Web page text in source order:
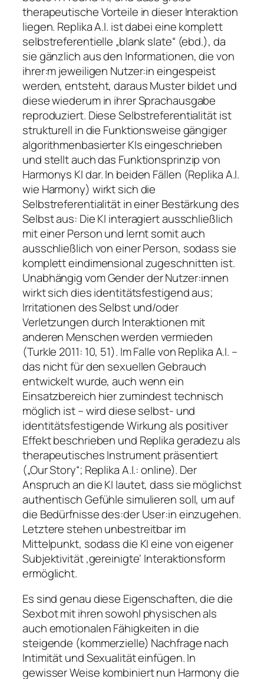
therapeutische Vorteile in dieser Interaktion
liegen. Replika A.I. ist dabei eine komplett
selbstreferentielle „blank slate“ (ebd.), da
sie gänzlich aus den Informationen, die von
ihrer:m jeweiligen Nutzer:in eingespeist
werden, entsteht, daraus Muster bildet und
diese wiederum in ihrer Sprachausgabe
reproduziert. Diese Selbstreferentialität ist
strukturell in die Funktionsweise gängiger
algorithmenbasierter KIs eingeschrieben
und stellt auch das Funktionsprinzip von
Harmonys KI dar. In beiden Fällen (Replika A.I.
wie Harmony) wirkt sich die
Selbstreferentialität in einer Bestärkung des
Selbst aus: Die KI interagiert ausschließlich
mit einer Person und lernt somit auch
ausschließlich von einer Person, sodass sie
komplett eindimensional zugeschnitten ist.
Unabhängig vom Gender der Nutzer:innen
wirkt sich dies identitätsfestigend aus;
Irritationen des Selbst und/oder
Verletzungen durch Interaktionen mit
anderen Menschen werden vermieden
(Turkle 2011: 10, 51). Im Falle von Replika A.I. –
das nicht für den sexuellen Gebrauch
entwickelt wurde, auch wenn ein
Einsatzbereich hier zumindest technisch
möglich ist – wird diese selbst- und
identitätsfestigende Wirkung als positiver
Effekt beschrieben und Replika geradezu als
therapeutisches Instrument präsentiert
(„Our Story“; Replika A.I.: online). Der
Anspruch an die KI lautet, dass sie möglichst
authentisch Gefühle simulieren soll, um auf
die Bedürfnisse des:der User:in einzugehen.
Letztere stehen unbestreitbar im
Mittelpunkt, sodass die KI eine von eigener
Subjektivität ‚gereinigte‘ Interaktionsform
ermöglicht.
Es sind genau diese Eigenschaften, die die
Sexbot mit ihren sowohl physischen als
auch emotionalen Fähigkeiten in die
steigende (kommerzielle) Nachfrage nach
Intimität und Sexualität einfügen. In
gewisser Weise kombiniert nun Harmony die